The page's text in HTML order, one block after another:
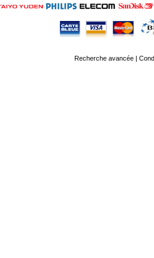
Recherche avancée|